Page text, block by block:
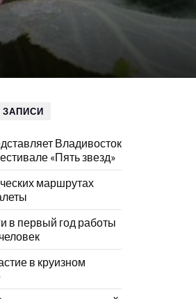
Владивосток
«Пять звезд»
маршрутах
в первый год работы
в круизном